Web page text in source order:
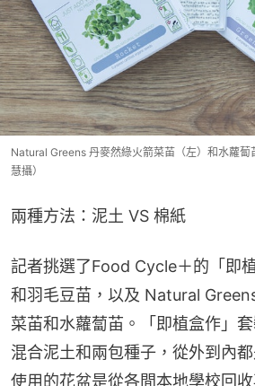
Natural Greens 丹麥然綠火箭菜苖（左）和水蘿
慧攝）
兩種方法：泥土 VS 棉紙
記者挑選了Food Cycle＋的「即
和羽毛豆苗，以及 Natural
菜苖和水蘿蔔苖。「即植盒作」
混合泥土和兩包種子，從外到內
使用的花盆是從各間本地學校回